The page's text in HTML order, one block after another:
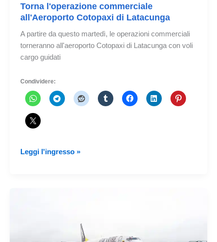
Torna l'operazione commerciale
all'Aeroporto Cotopaxi di Latacunga
A partire da questo martedì, le operazioni commerciali
torneranno all'aeroporto Cotopaxi di Latacunga con voli
cargo guidati
Condividere:
Torna
Leggi l'ingresso »